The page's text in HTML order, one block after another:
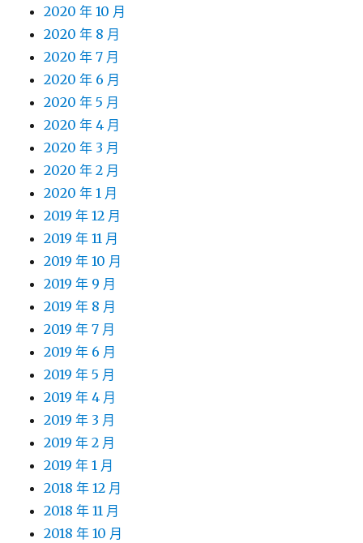
2020 年 10 月
2020 年 8 月
2020 年 7 月
2020 年 6 月
2020 年 5 月
2020 年 4 月
2020 年 3 月
2020 年 2 月
2020 年 1 月
2019 年 12 月
2019 年 11 月
2019 年 10 月
2019 年 9 月
2019 年 8 月
2019 年 7 月
2019 年 6 月
2019 年 5 月
2019 年 4 月
2019 年 3 月
2019 年 2 月
2019 年 1 月
2018 年 12 月
2018 年 11 月
2018 年 10 月